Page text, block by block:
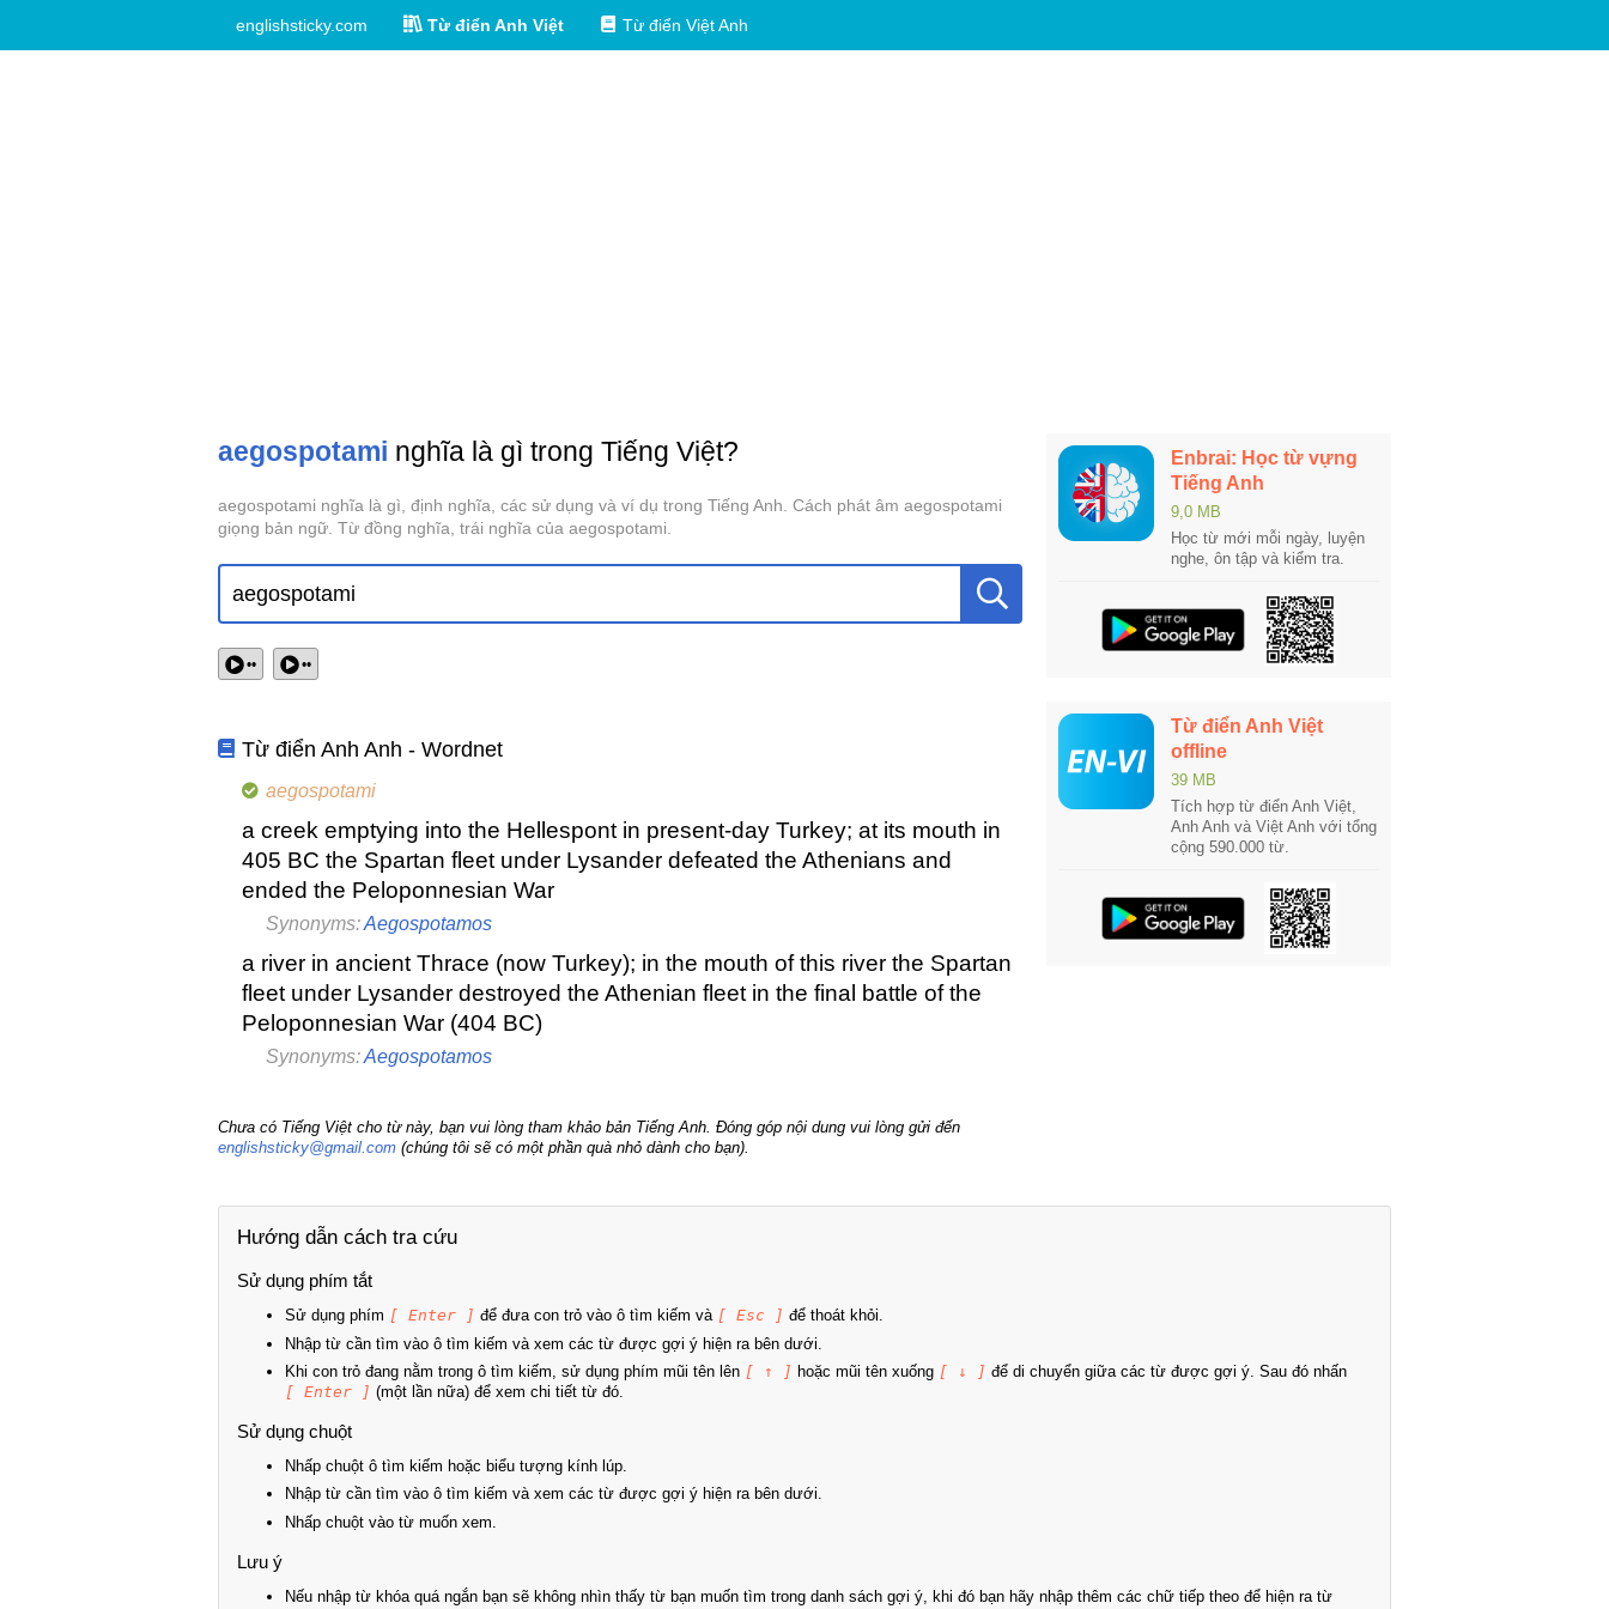
englishsticky.com Từ điển Anh Việt Từ điển Việt Anh
aegospotami nghĩa là gì trong Tiếng Việt?
aegospotami nghĩa là gì, định nghĩa, các sử dụng và ví dụ trong Tiếng Anh. Cách phát âm aegospotami
giọng bản ngữ. Từ đồng nghĩa, trái nghĩa của aegospotami.
•• ••
Từ điển Anh Anh - Wordnet
aegospotami
a creek emptying into the Hellespont in present-day Turkey; at its mouth in
405 BC the Spartan fleet under Lysander defeated the Athenians and
ended the Peloponnesian War
Synonyms:Aegospotamos
a river in ancient Thrace (now Turkey); in the mouth of this river the Spartan
fleet under Lysander destroyed the Athenian fleet in the final battle of the
Peloponnesian War (404 BC)
Synonyms:Aegospotamos
Chưa có Tiếng Việt cho từ này, bạn vui lòng tham khảo bản Tiếng Anh. Đóng góp nội dung vui lòng gửi đến
englishsticky@gmail.com (chúng tôi sẽ có một phần quà nhỏ dành cho bạn).
Enbrai: Học từ vựng
Tiếng Anh
9,0 MB
Học từ mới mỗi ngày, luyện
nghe, ôn tập và kiểm tra.
Từ điển Anh Việt
offline
39 MB
Tích hợp từ điển Anh Việt,
Anh Anh và Việt Anh với tổng
cộng 590.000 từ.
Hướng dẫn cách tra cứu
Sử dụng phím tắt
Sử dụng phím [ Enter ] để đưa con trỏ vào ô tìm kiếm và [ Esc ] để thoát khỏi.
Nhập từ cần tìm vào ô tìm kiếm và xem các từ được gợi ý hiện ra bên dưới.
Khi con trỏ đang nằm trong ô tìm kiếm, sử dụng phím mũi tên lên [ ↑ ] hoặc mũi tên xuống [ ↓ ] để di chuyển giữa các từ được gợi ý. Sau đó nhấn
[ Enter ] (một lần nữa) để xem chi tiết từ đó.
Sử dụng chuột
Nhấp chuột ô tìm kiếm hoặc biểu tượng kính lúp.
Nhập từ cần tìm vào ô tìm kiếm và xem các từ được gợi ý hiện ra bên dưới.
Nhấp chuột vào từ muốn xem.
Lưu ý
Nếu nhập từ khóa quá ngắn bạn sẽ không nhìn thấy từ bạn muốn tìm trong danh sách gợi ý, khi đó bạn hãy nhập thêm các chữ tiếp theo để hiện ra từ